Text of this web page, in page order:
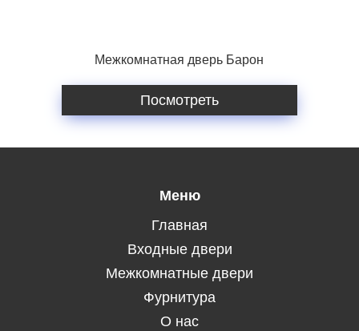
Межкомнатная дверь Барон
Посмотреть
Меню
Главная
Входные двери
Межкомнатные двери
Фурнитура
О нас